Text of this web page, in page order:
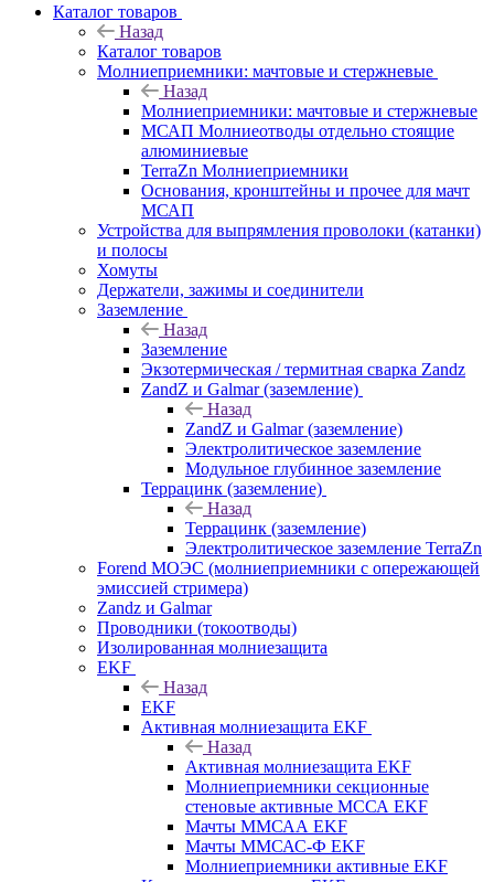
Каталог товаров
Назад
Каталог товаров
Молниеприемники: мачтовые и стержневые
Назад
Молниеприемники: мачтовые и стержневые
МСАП Молниеотводы отдельно стоящие
алюминиевые
TerraZn Молниеприемники
Основания, кронштейны и прочее для мачт
МСАП
Устройства для выпрямления проволоки (катанки)
и полосы
Хомуты
Держатели, зажимы и соединители
Заземление
Назад
Заземление
Экзотермическая / термитная сварка Zandz
ZandZ и Galmar (заземление)
Назад
ZandZ и Galmar (заземление)
Электролитическое заземление
Модульное глубинное заземление
Террацинк (заземление)
Назад
Террацинк (заземление)
Электролитическое заземление TerraZn
Forend МОЭС (молниеприемники с опережающей
эмиссией стримера)
Zandz и Galmar
Проводники (токоотводы)
Изолированная молниезащита
EKF
Назад
EKF
Активная молниезащита EKF
Назад
Активная молниезащита EKF
Молниеприемники секционные
стеновые активные МССА EKF
Мачты ММСАА EKF
Мачты ММСАС-Ф EKF
Молниеприемники активные EKF